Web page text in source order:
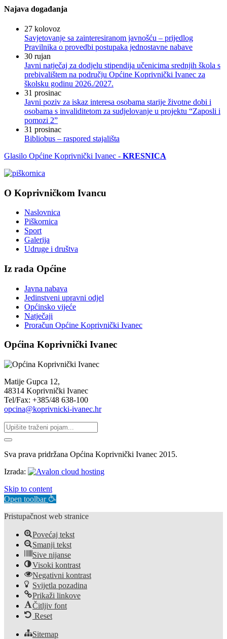
Najava događanja
27 kolovoz
Savjetovanje sa zainteresiranom javnošću – prijedlog
Pravilnika o provedbi postupaka jednostavne nabave
30 rujan
Javni natječaj za dodjelu stipendija učenicima srednjih škola s
prebivalištem na području Općine Koprivnički Ivanec za
školsku godinu 2026./2027.
31 prosinac
Javni poziv za iskaz interesa osobama starije životne dobi i
osobama s invaliditetom za sudjelovanje u projektu “Zaposli i
pomozi 2”
31 prosinac
Bibliobus – raspored stajališta
Glasilo Općine Koprivnički Ivanec - KRESNICA
O Koprivničkom Ivancu
Naslovnica
Piškornica
Sport
Galerija
Udruge i društva
Iz rada Općine
Javna nabava
Jedinstveni upravni odjel
Općinsko vijeće
Natječaji
Proračun Općine Koprivnički Ivanec
Općina Koprivnički Ivanec
Matije Gupca 12,
48314 Koprivnički Ivanec
Tel/Fax: +385/48 638-100
opcina@koprivnicki-ivanec.hr
Sva prava pridržana Općina Koprivnički Ivanec 2015.
Izrada:
Skip to content
Open toolbar
Pristupačnost web stranice
Povećaj tekst
Smanji tekst
Sive nijanse
Visoki kontrast
Negativni kontrast
Svijetla pozadina
Prikaži linkove
Čitljiv font
Reset
Sitemap